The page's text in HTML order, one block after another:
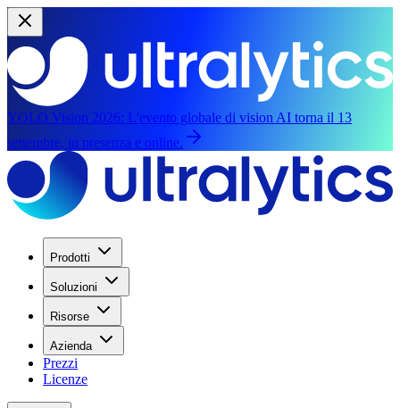
YOLO Vision 2026: L'evento globale di vision AI torna il 13
settembre, in presenza e online.
Prodotti
Soluzioni
Risorse
Azienda
Prezzi
Licenze